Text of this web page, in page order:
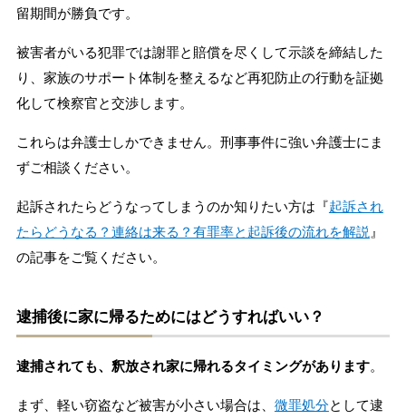
留期間が勝負です。
被害者がいる犯罪では謝罪と賠償を尽くして示談を締結した
り、家族のサポート体制を整えるなど再犯防止の行動を証拠
化して検察官と交渉します。
これらは弁護士しかできません。刑事事件に強い弁護士にま
ずご相談ください。
起訴されたらどうなってしまうのか知りたい方は『起訴され
たらどうなる？連絡は来る？有罪率と起訴後の流れを解説 』
の記事をご覧ください。
逮捕後に家に帰るためにはどうすればいい？
逮捕されても、釈放され家に帰れるタイミングがあります。
まず、軽い窃盗など被害が小さい場合は、 微罪処分として逮